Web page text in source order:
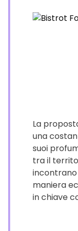
La
una
suoi
tra il
maniera
in chiave